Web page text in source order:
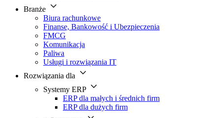
Branże
Biura rachunkowe
Finanse, Bankowość i Ubezpieczenia
FMCG
Komunikacja
Paliwa
Usługi i rozwiązania IT
Rozwiązania dla
Systemy ERP
ERP dla małych i średnich firm
ERP dla dużych firm